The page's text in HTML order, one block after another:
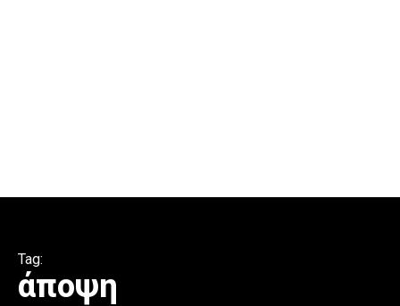
Tag:
άποψη